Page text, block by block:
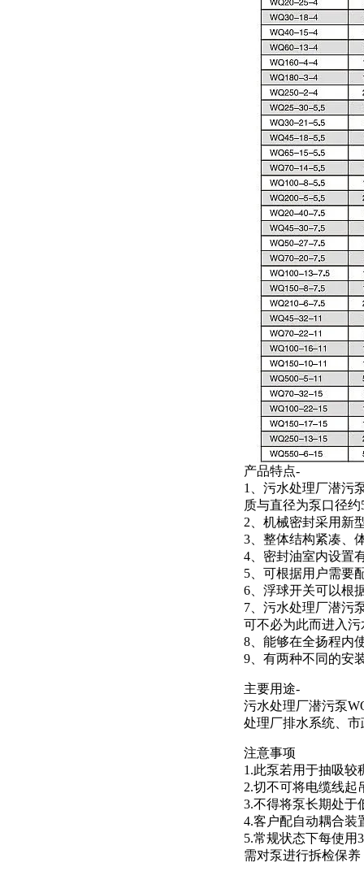
产品特点-
1、污水处理厂潜污
质与直径为泵口径
2、机械密封采用新
3、整体结构紧凑、
4、密封油室内设置
5、可根据用户需要
6、浮球开关可以根
7、污水处理厂潜污
可不必为此而进入污
8、能够在全扬程内
9、有两种不同的安
主要用途-
污水处理厂潜污泵
处理厂排水系统、
注意事项
1.此泵若用于抽吸较
2.切不可将电缆线起
3.不得将泵长期处于
4.客户配自动耦合装
5.常规状态下每使用
需对泵进行拆检保